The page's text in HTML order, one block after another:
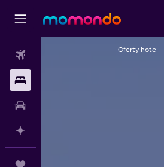
Oferty hoteli